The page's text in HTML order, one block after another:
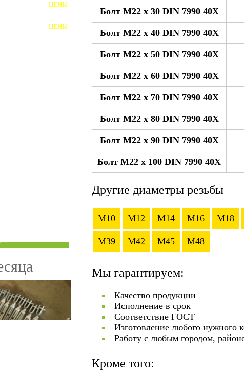
Болт М22 x 30 DIN 7990 40Х
Болт М22 x 40 DIN 7990 40Х
Болт М22 x 50 DIN 7990 40Х
Болт М22 x 60 DIN 7990 40Х
Болт М22 x 70 DIN 7990 40Х
Болт М22 x 80 DIN 7990 40Х
Болт М22 x 90 DIN 7990 40Х
Болт М22 x 100 DIN 7990 40Х
Другие диаметры резьбы
M10 M12 M14 M16 M18
M39 M42 M45 M48
Мы гарантируем:
Качество продукции
Исполнение в срок
Соответствие ГОСТ
Изготовление любого нужного
Работу с любым городом,
Кроме того:
ЦЕНЫ
ЦЕНЫ